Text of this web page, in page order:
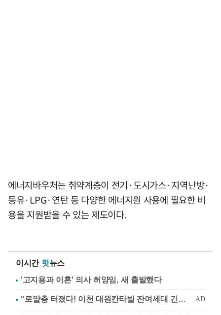
에너지바우처는 취약계층이 전기·도시가스·지역난방·
등유·LPG·연탄 등 다양한 에너지원 사용에 필요한 비
용을 지원받을 수 있는 제도이다.
이시간 핫뉴스
'고지용과 이혼' 의사 허양임, 새 출발했다